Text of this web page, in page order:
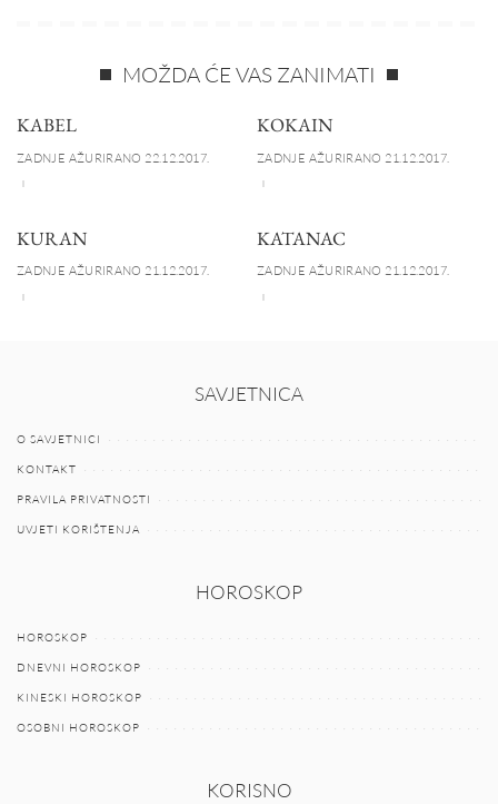
MOŽDA ĆE VAS ZANIMATI
KABEL
ZADNJE AŽURIRANO 22.12.2017.
KOKAIN
ZADNJE AŽURIRANO 21.12.2017.
KURAN
ZADNJE AŽURIRANO 21.12.2017.
KATANAC
ZADNJE AŽURIRANO 21.12.2017.
SAVJETNICA
O SAVJETNICI
KONTAKT
PRAVILA PRIVATNOSTI
UVJETI KORIŠTENJA
HOROSKOP
HOROSKOP
DNEVNI HOROSKOP
KINESKI HOROSKOP
OSOBNI HOROSKOP
KORISNO